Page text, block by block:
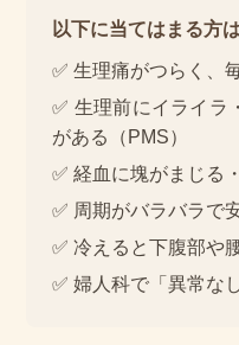
以下に当てはまる方
✅ 生理痛がつらく、
✅ 生理前にイライラ
がある（PMS）
✅ 経血に塊がまじる
✅ 周期がバラバラで
✅ 冷えると下腹部や
✅ 婦人科で「異常な